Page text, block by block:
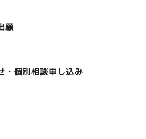
願
・個別相談申し込み